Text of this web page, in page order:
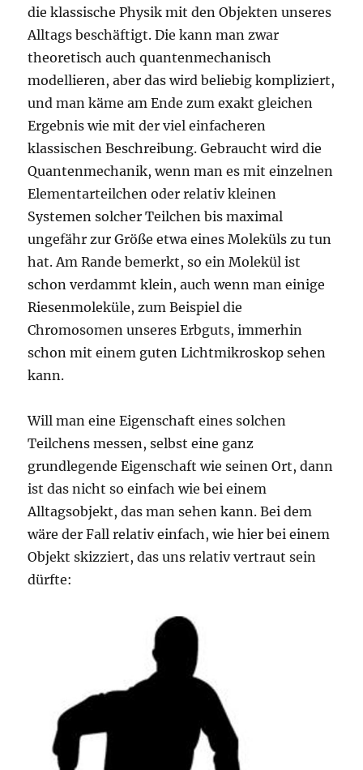
die klassische Physik mit den Objekten unseres
Alltags beschäftigt. Die kann man zwar
theoretisch auch quantenmechanisch
modellieren, aber das wird beliebig kompliziert,
und man käme am Ende zum exakt gleichen
Ergebnis wie mit der viel einfacheren
klassischen Beschreibung. Gebraucht wird die
Quantenmechanik, wenn man es mit einzelnen
Elementarteilchen oder relativ kleinen
Systemen solcher Teilchen bis maximal
ungefähr zur Größe etwa eines Moleküls zu tun
hat. Am Rande bemerkt, so ein Molekül ist
schon verdammt klein, auch wenn man einige
Riesenmoleküle, zum Beispiel die
Chromosomen unseres Erbguts, immerhin
schon mit einem guten Lichtmikroskop sehen
kann.
Will man eine Eigenschaft eines solchen
Teilchens messen, selbst eine ganz
grundlegende Eigenschaft wie seinen Ort, dann
ist das nicht so einfach wie bei einem
Alltagsobjekt, das man sehen kann. Bei dem
wäre der Fall relativ einfach, wie hier bei einem
Objekt skizziert, das uns relativ vertraut sein
dürfte: